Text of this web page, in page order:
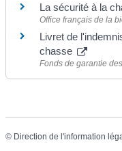
La sécurité à la
Office français de la
Livret de
chasse
Fonds de garantie
© Direction de l'information